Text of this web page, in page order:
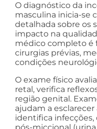
O diagnóstico da
masculina inicia-se
detalhada sobre os
impacto na
médico completo é
cirurgias prévias,
condições
O exame físico
retal, verifica
região genital.
ajudam a esclarecer
identifica